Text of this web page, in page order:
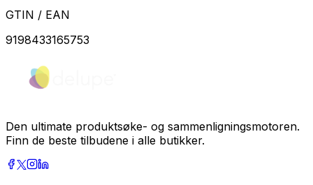
GTIN / EAN
9198433165753
Den ultimate produktsøke- og sammenligningsmotoren.
Finn de beste tilbudene i alle butikker.